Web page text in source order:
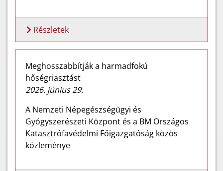
Részletek
Meghosszabbítják a harmadfokú
hőségriasztást
2026. június 29.
A Nemzeti Népegészségügyi és
Gyógyszerészeti Központ és a BM Országos
Katasztrófavédelmi Főigazgatóság közös
közleménye